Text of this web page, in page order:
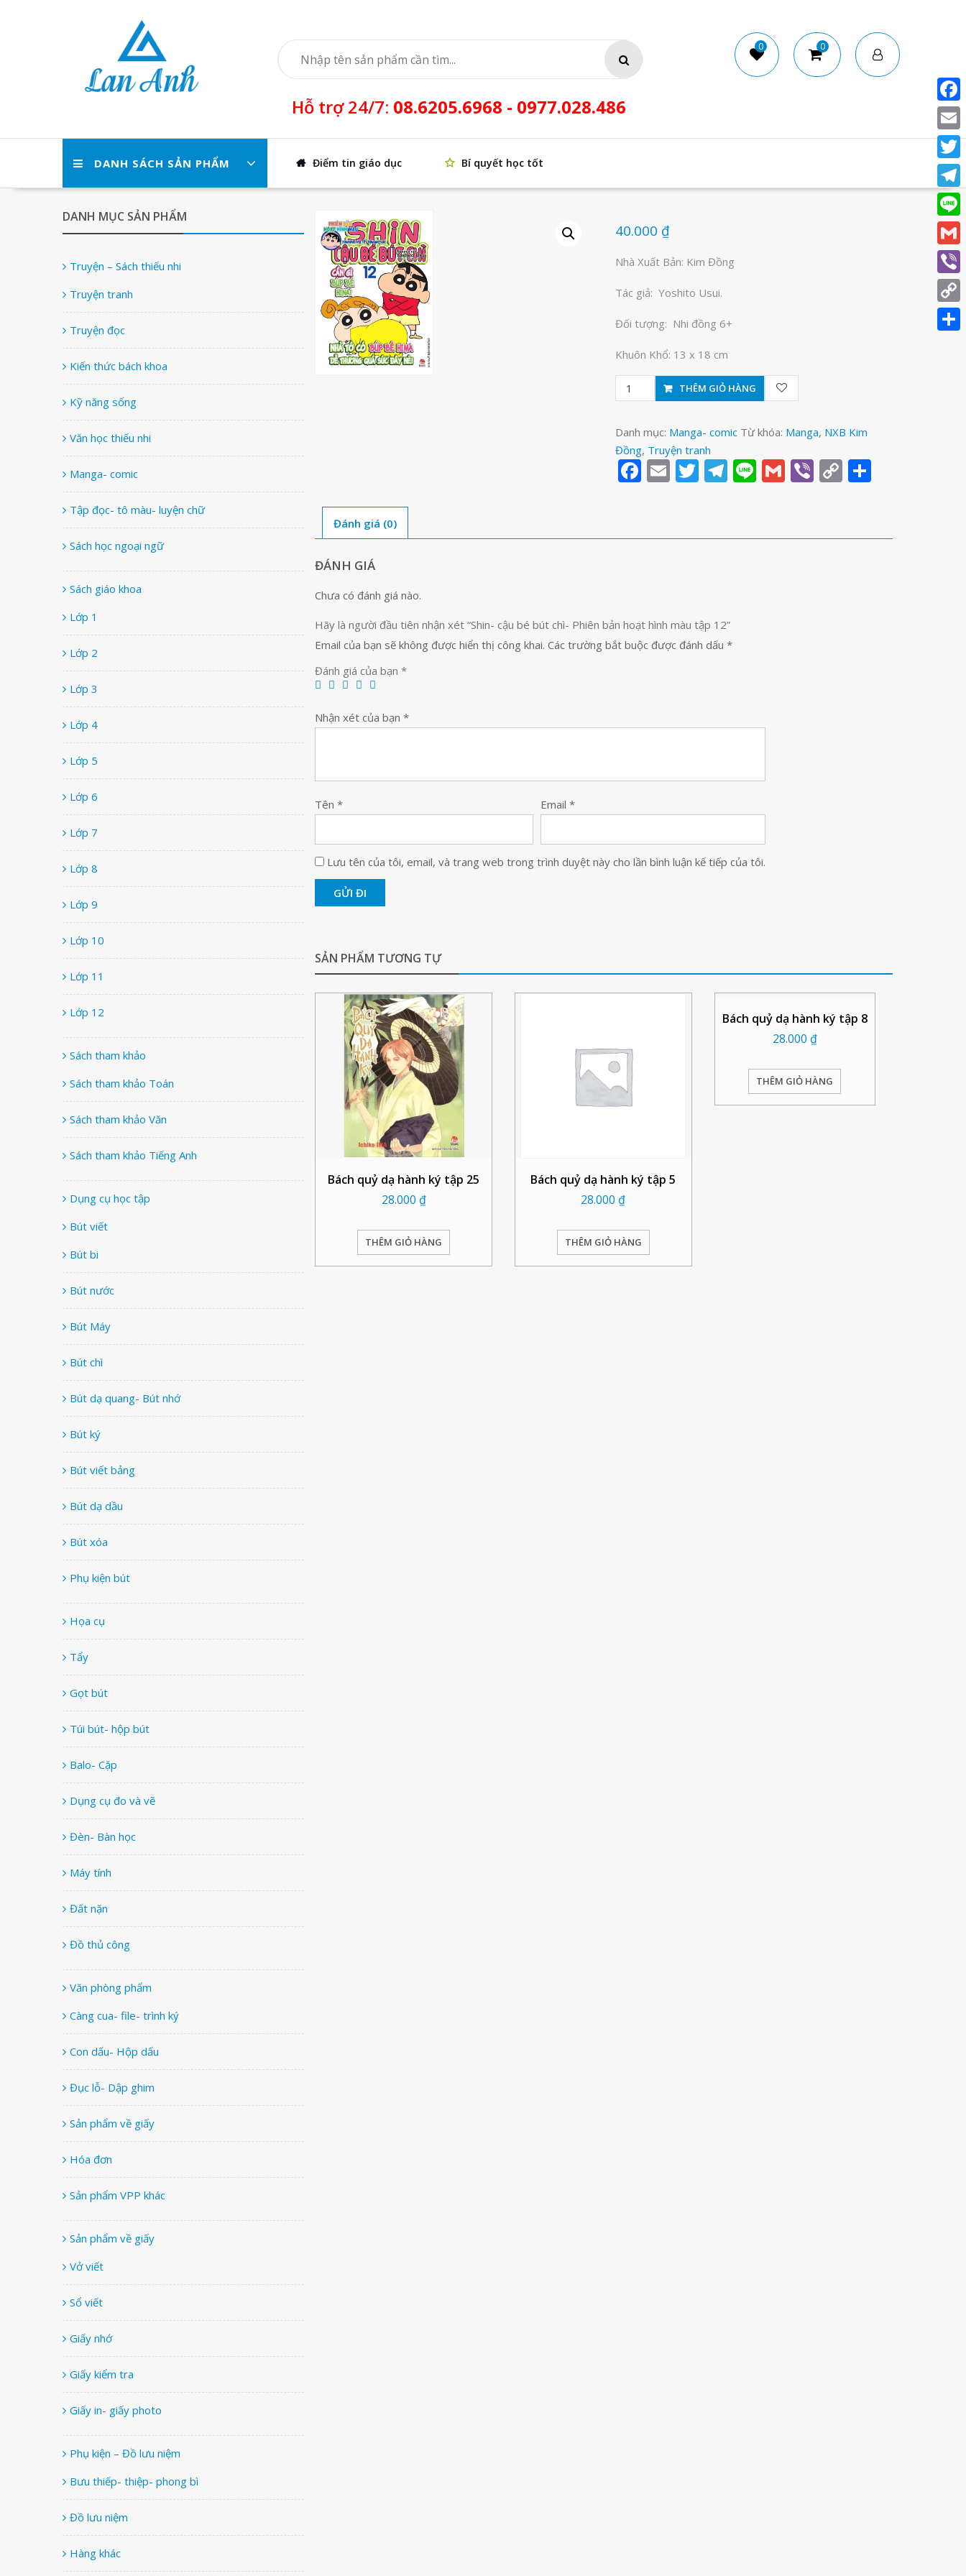
SEARCH
Hỗ trợ 24/7: 08.6205.6968 - 0977.028.486
0
0
DANH SÁCH SẢN PHẨM Điểm tin giáo dục Bí quyết học tốt
40.000 ₫
Nhà Xuất Bản: Kim Đồng
Tác giả: Yoshito Usui.
Đối tượng: Nhi đồng 6+
Khuôn Khổ: 13 x 18 cm
Shin-
cậu
bút
chì-
Phiên
THÊM GIỎ HÀNG
Danh mục: Manga- comic Từ khóa: Manga, NXB Kim
Đồng, Truyện tranh
Facebook
EmailTwitter
Telegram
LineGmailViber
Copy
Đánh giá (0)
ĐÁNH GIÁ
Chưa có đánh giá nào.
Hãy là người đầu tiên nhận xét “Shin- cậu bé bút chì- Phiên bản hoạt hình màu tập 12”
Email của bạn sẽ không được hiển thị công khai. Các trường bắt buộc được đánh dấu *
Đánh giá của bạn *
Nhận xét của bạn *
Tên * Email *
Lưu tên của tôi, email, và trang web trong trình duyệt này cho lần bình luận kế tiếp của tôi.
SẢN PHẨM TƯƠNG TỰ
Bách quỷ dạ hành ký tập 25
28.000 ₫
THÊM GIỎ HÀNG
Bách quỷ dạ hành ký tập 5
28.000 ₫
THÊM GIỎ HÀNG
Bách quỷ dạ hành ký tập 8
28.000 ₫
THÊM GIỎ HÀNG
DANH MỤC SẢN PHẨM
Truyện – Sách thiếu nhi
Truyện tranh
Truyện đọc
Kiến thức bách khoa
Kỹ năng sống
Văn học thiếu nhi
Manga- comic
Tập đọc- tô màu- luyện chữ
Sách học ngoại ngữ
Sách giáo khoa
Lớp 1
Lớp 2
Lớp 3
Lớp 4
Lớp 5
Lớp 6
Lớp 7
Lớp 8
Lớp 9
Lớp 10
Lớp 11
Lớp 12
Sách tham khảo
Sách tham khảo Toán
Sách tham khảo Văn
Sách tham khảo Tiếng Anh
Dụng cụ học tập
Bút viết
Bút bi
Bút nước
Bút Máy
Bút chì
Bút dạ quang- Bút nhớ
Bút ký
Bút viết bảng
Bút dạ dầu
Bút xóa
Phụ kiện bút
Họa cụ
Tẩy
Gọt bút
Túi bút- hộp bút
Balo- Cặp
Dụng cụ đo và vẽ
Đèn- Bàn học
Máy tính
Đất nặn
Đồ thủ công
Văn phòng phẩm
Càng cua- file- trình ký
Con dấu- Hộp dấu
Đục lỗ- Dập ghim
Sản phẩm về giấy
Hóa đơn
Sản phẩm VPP khác
Sản phẩm về giấy
Vở viết
Sổ viết
Giấy nhớ
Giấy kiểm tra
Giấy in- giấy photo
Phụ kiện – Đồ lưu niệm
Bưu thiếp- thiệp- phong bì
Đồ lưu niệm
Hàng khác
Email
Line
Gmail
Viber
Copy